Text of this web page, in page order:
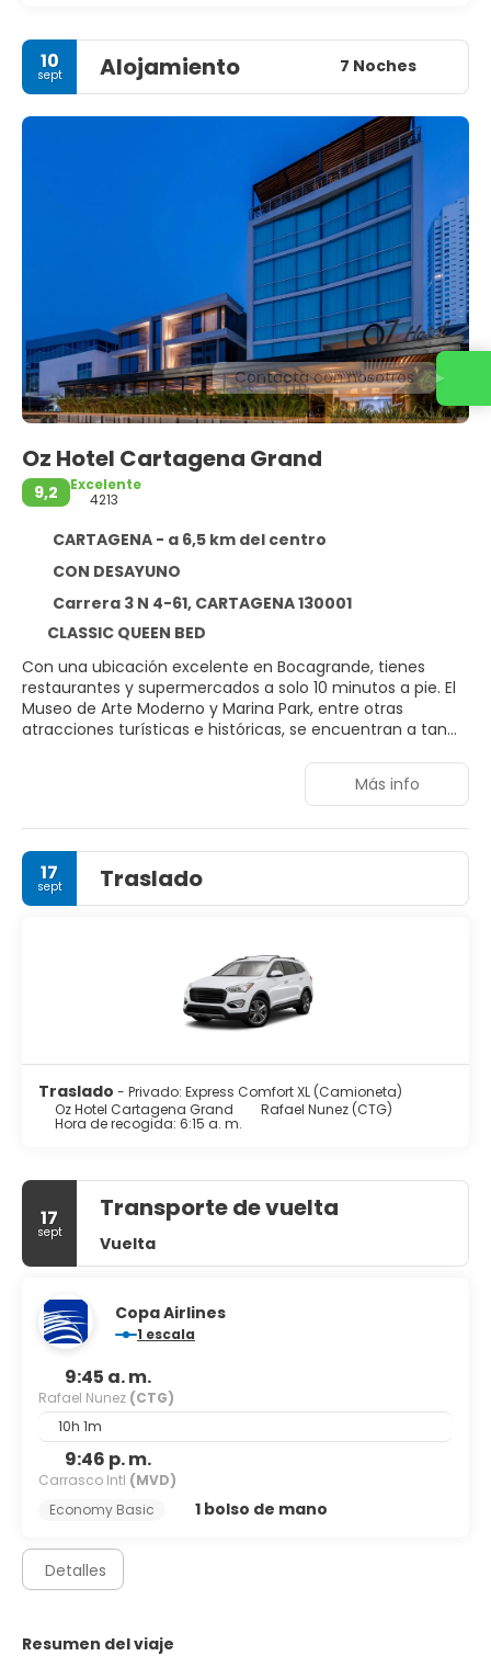
10
sept Alojamiento 7 Noches
Oz Hotel Cartagena Grand
9,2
Excelente
4213
CARTAGENA - a 6,5 km del centro
CON DESAYUNO
Carrera 3 N 4-61, CARTAGENA 130001
CLASSIC QUEEN BED
Con una ubicación excelente en Bocagrande, tienes
restaurantes y supermercados a solo 10 minutos a pie. El
Museo de Arte Moderno y Marina Park, entre otras
atracciones turísticas e históricas, se encuentran a tan
aeropuerto lo hace ideal tanto para viajes de negocios
como para viajes en familia. Las habitaciones están
equipadas para garantizar que los huéspedes disfruten
del descanso y la relajación después de un largo día
explorando la ciudad. Un mostrador de información
turística puede organizar excursiones, y el atento
personal brinda un servicio personalizado para mejorar tu
Más info
17
sept Traslado
Traslado - Privado: Express Comfort XL (Camioneta)
Oz Hotel Cartagena Grand
Rafael Nunez (CTG)
Hora de recogida: 6:15 a. m.
17
sept
Transporte de vuelta
Vuelta
Copa Airlines
1 escala
9:45 a. m.
Rafael Nunez (CTG)
10h 1m
9:46 p. m.
Carrasco Intl (MVD)
Economy Basic
1 bolso de mano
Detalles
Resumen del viaje
Contacta con nosotros